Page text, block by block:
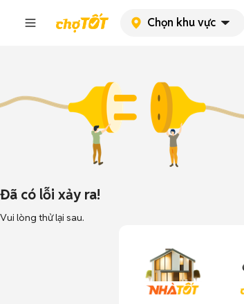
Chọn khu vực
Đã có lỗi xảy ra!
Vui lòng thử lại sau.